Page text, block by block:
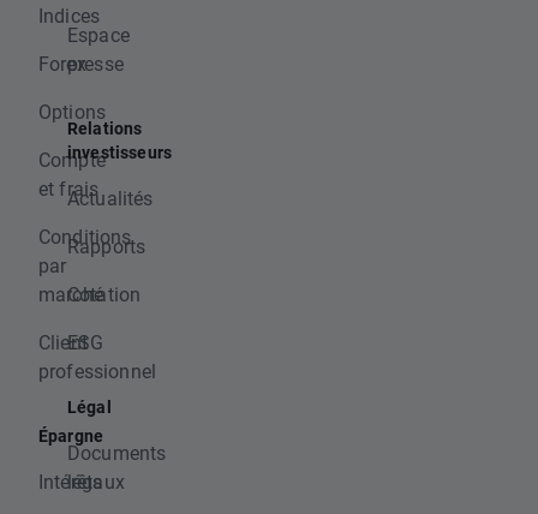
Indices
Forex
Options
Compte
et frais
Conditions
par
marché
Client
professionnel
Épargne
Intérêts
Espace
presse
Relations
investisseurs
Actualités
Rapports
Cotation
ESG
Légal
Documents
légaux